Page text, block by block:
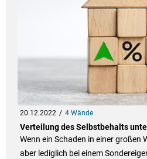
20.12.2022 4 Wände
Verteilung des Selbstbehalts
Wenn ein Schaden in einer großen
aber lediglich bei einem